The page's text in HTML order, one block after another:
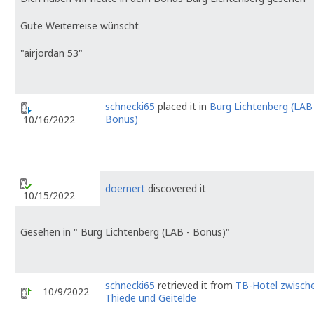
Gute Weiterreise wünscht
"airjordan 53"
10/16/2022
schnecki65 placed it in Burg Lichtenberg
Bonus)
10/15/2022 doernert discovered it
Gesehen in " Burg Lichtenberg (LAB - Bonus)"
10/9/2022 schnecki65 retrieved it from TB-Hotel
Thiede und Geitelde